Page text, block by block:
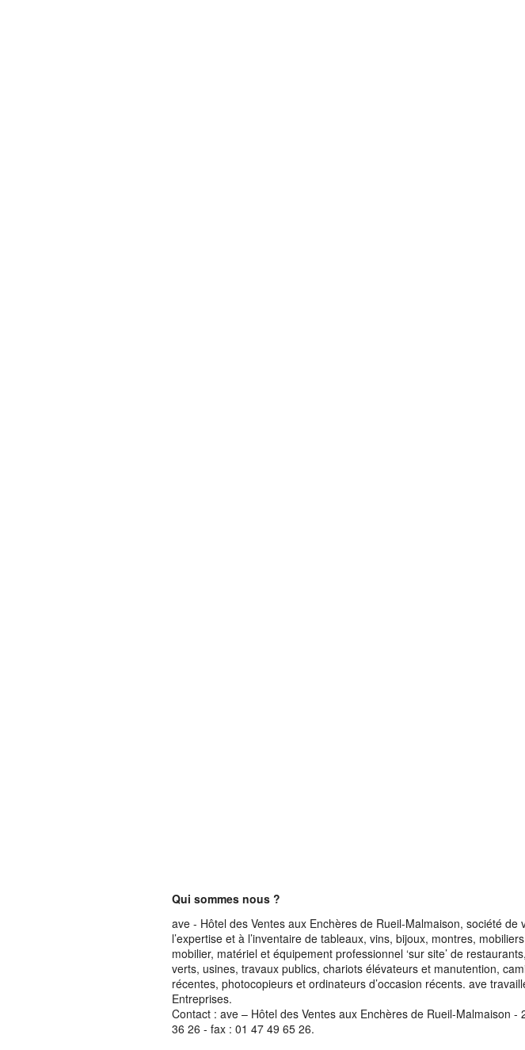
Qui sommes nous ?
ave - Hôtel des Ventes aux Enchères de Rueil-Malmaison, société
l’expertise et à l’inventaire de tableaux, vins, bijoux, montres,
mobilier, matériel et équipement professionnel ‘sur site’ de
verts, usines, travaux publics, chariots élévateurs et manutention,
récentes, photocopieurs et ordinateurs d’occasion récents. ave
Entreprises.
Contact : ave – Hôtel des Ventes aux Enchères de Rueil-Malmaison
36 26 - fax : 01 47 49 65 26.